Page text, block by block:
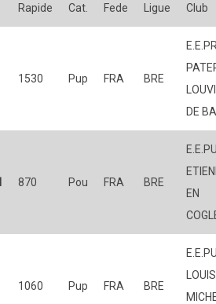
Rapide Cat. Fede Ligue Club
1530 Pup FRA BRE
DE
870 Pou FRA BRE
EN
1060 Pup FRA BRE